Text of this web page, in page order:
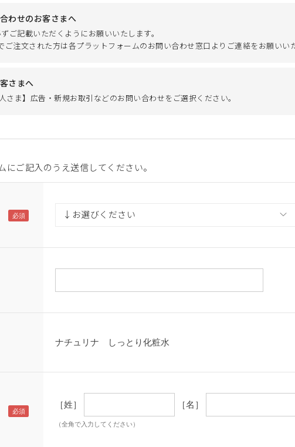
わせのお客さまへ
ご記載いただくようにお願いいたします。
ご注文された方は各プラットフォームのお問い合わせ窓口よりご連絡をお願いい
さまへ
さま】広告・新規お取引などのお問い合わせをご選択ください。
ご記入のうえ送信してください。
ナチュリナ しっとり化粧水
［姓］ ［名］
（全角で入力してください）